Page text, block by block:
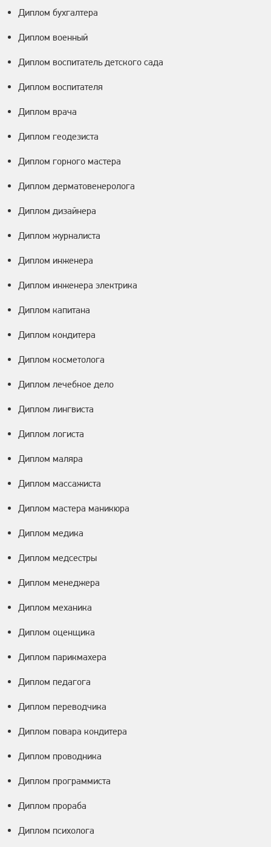
Диплом бухгалтера
Диплом военный
Диплом воспитатель детского сада
Диплом воспитателя
Диплом врача
Диплом геодезиста
Диплом горного мастера
Диплом дерматовенеролога
Диплом дизайнера
Диплом журналиста
Диплом инженера
Диплом инженера электрика
Диплом капитана
Диплом кондитера
Диплом косметолога
Диплом лечебное дело
Диплом лингвиста
Диплом логиста
Диплом маляра
Диплом массажиста
Диплом мастера маникюра
Диплом медика
Диплом медсестры
Диплом менеджера
Диплом механика
Диплом оценщика
Диплом парикмахера
Диплом педагога
Диплом переводчика
Диплом повара кондитера
Диплом проводника
Диплом программиста
Диплом прораба
Диплом психолога